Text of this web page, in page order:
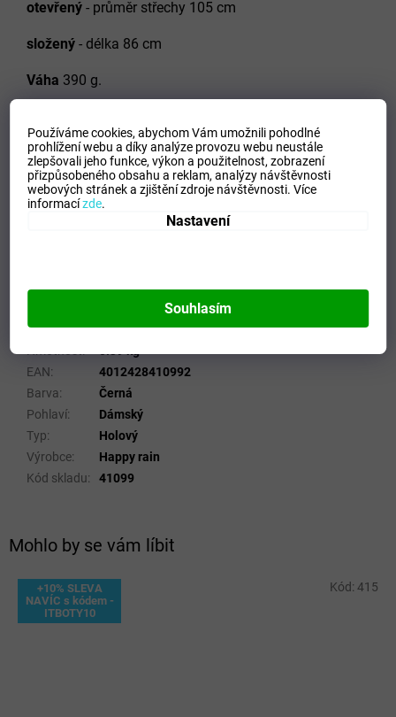
Používáme cookies, abychom Vám umožnili pohodlné
prohlížení webu a díky analýze provozu webu neustále
zlepšovali jeho funkce, výkon a použitelnost,zobrazení
přizpůsobeného obsahu a reklam, analýzy návštěvnosti
webových stránek a zjištění zdroje návštěvnosti.Více
informacízde.
Nastavení
Souhlasím
Mohlo by se vám líbit
+10% SLEVA
NAVÍC s kódem -
ITBOTY10
Kód: 415
otevřený - průměr střechy 105 cm
složený - délka 86 cm
Váha 390 g.
Pružnice měří 58,5 cm.
Černá plastová rukojeť.
Potahová látka: polyester
Doplňkové parametry
Kategorie:
Skládací a Holové deštníky
Hmotnost:
0.39 kg
EAN:
4012428410992
Barva:
Černá
Pohlaví:
Dámský
Typ:
Holový
Výrobce:
Happy rain
Kód skladu: 41099